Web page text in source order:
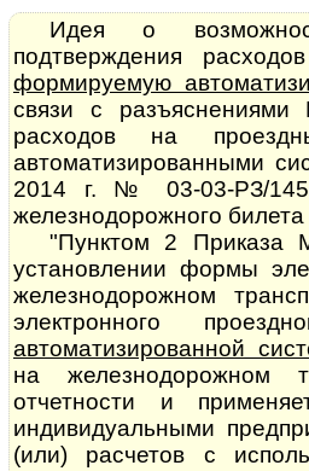
Идея о
подтверждения
формируемую
связи с
расходов на
автоматизированными
2014 г. № 03-03-РЗ/
железнодорожного
"Пунктом 2 Приказа
установлении формы
железнодорожном
электронного
автоматизированной
на железнодорожном
отчетности и
индивидуальными
(или) расчетов с